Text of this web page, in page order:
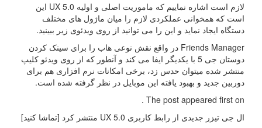
لازم است اشاره نماییم که ماموریت اصلی و اولیه UX 5.0 این
است که همخوانی عملکردی لازم را میان ماژول های مختلف
دستگاه ایجاد نماید و این را می توانید از روی ویدئوی زیر ببینید.
Friends Manager در واقع نقش نوعی هاب را برای سینک کردن
دوستان جی 5 با یکدیگر ایفا می کند و آنطور که از روی ویدئو کلیپ
منتشر شده میتوان حدس زد، برخی امکانات نرم افزاری هم برای
دوربین جدید و بهبود یافته این موبایل در نظر گرفته شده است.
The post appeared first on .
ال جی تیزر جدیدی از رابط کاربری UX 5.0 منتشر کرد [تماشا کنید]